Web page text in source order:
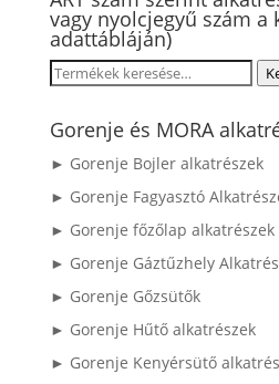
vagy nyolcjegyű szám a
adattábláján)
Keresés
következőre:
Gorenje és MORA
► Gorenje Bojler alkatrészek
► Gorenje Fagyasztó
► Gorenje főzőlap alkatrészek
► Gorenje Gáztűzhely
► Gorenje Gőzsütők
► Gorenje Hűtő alkatrészek
► Gorenje Kenyérsütő